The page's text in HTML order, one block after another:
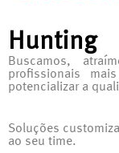
Hunting
Buscamos,
profissionais
potencializar a
Soluções
ao seu time.